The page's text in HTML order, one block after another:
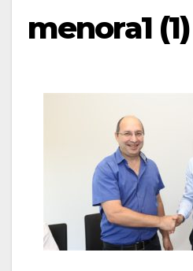
menora1 (1)